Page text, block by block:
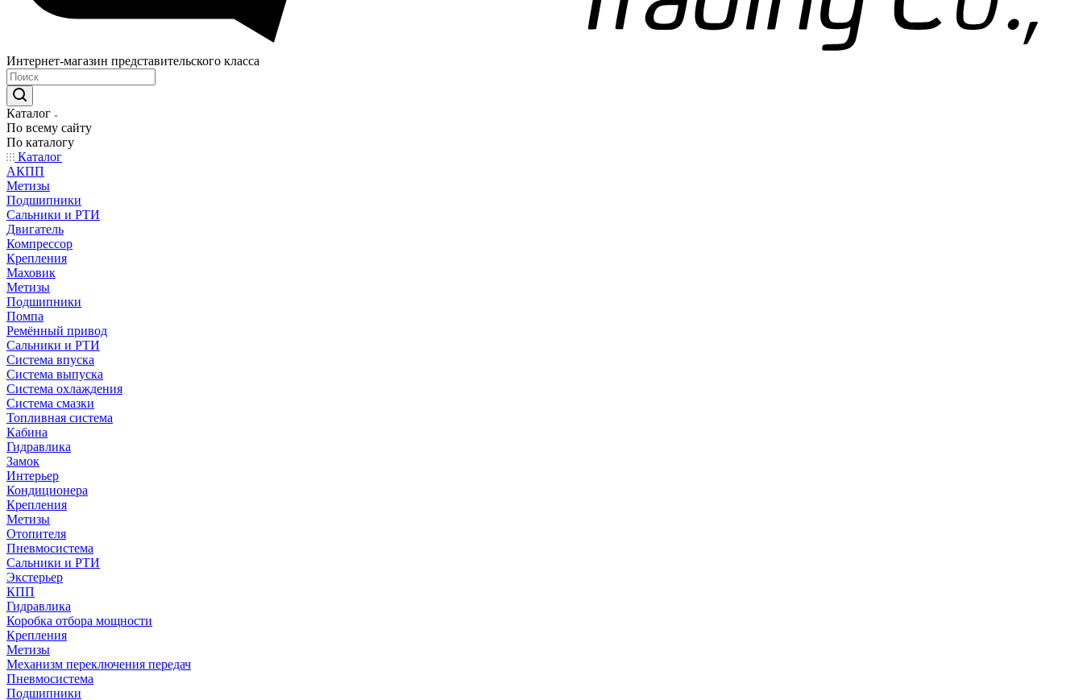
Интернет-магазин представительского класса
Каталог
По всему сайту
По каталогу
Каталог
АКПП
Метизы
Подшипники
Сальники и РТИ
Двигатель
Компрессор
Крепления
Маховик
Метизы
Подшипники
Помпа
Ремённый привод
Сальники и РТИ
Система впуска
Система выпуска
Система охлаждения
Система смазки
Топливная система
Кабина
Гидравлика
Замок
Интерьер
Кондиционера
Крепления
Метизы
Отопителя
Пневмосистема
Сальники и РТИ
Экстерьер
КПП
Гидравлика
Коробка отбора мощности
Крепления
Метизы
Механизм переключения передач
Пневмосистема
Подшипники